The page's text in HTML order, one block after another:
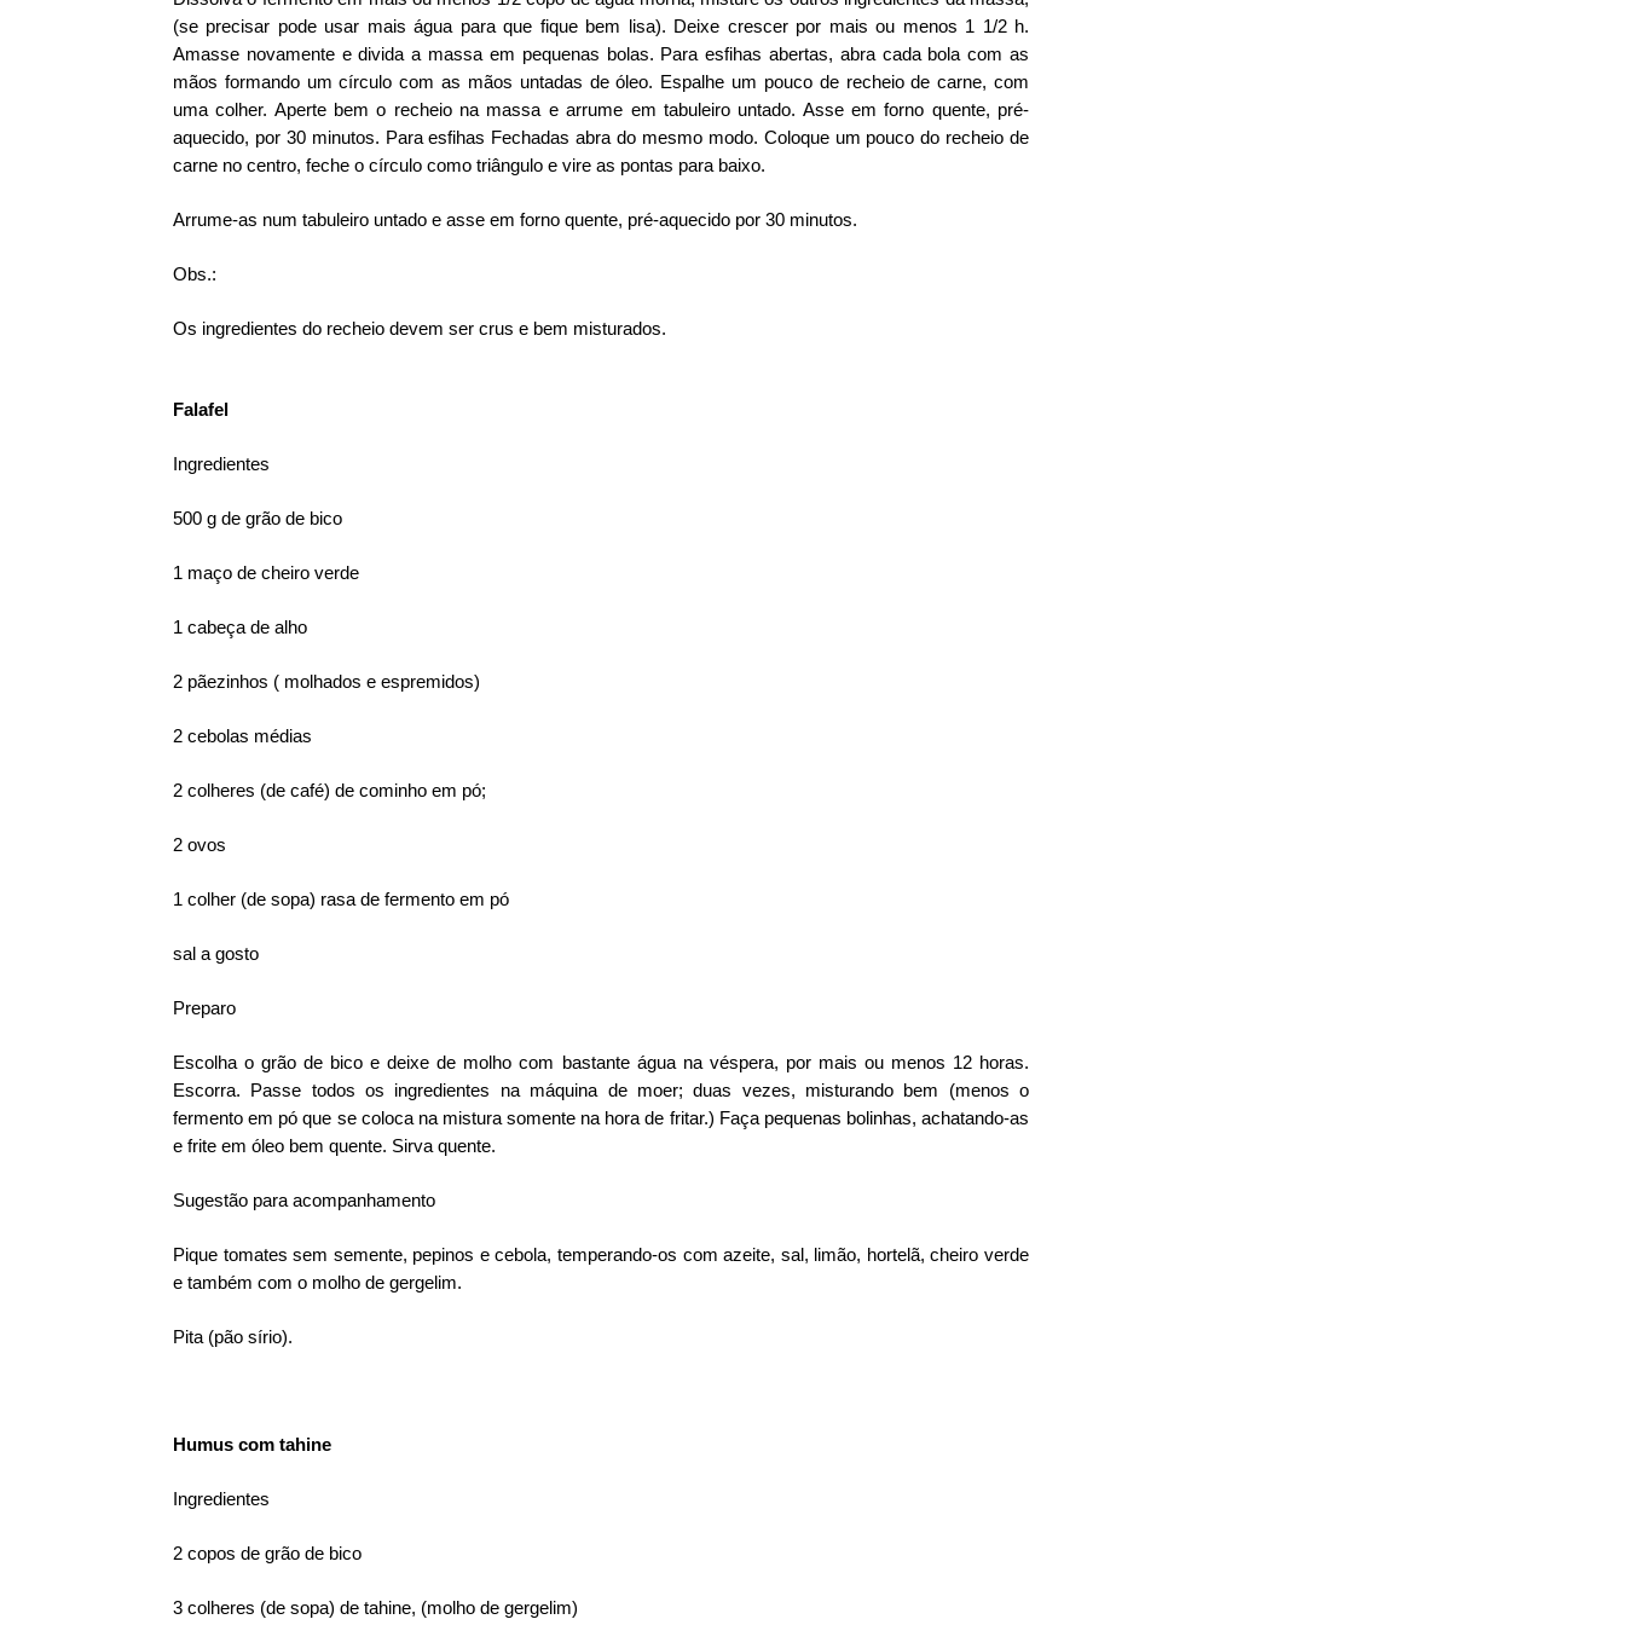
(se precisar pode usar mais água para que fique bem lisa). Deixe crescer por mais ou menos 1 1/2 h.
Amasse novamente e divida a massa em pequenas bolas. Para esfihas abertas, abra cada bola com as
mãos formando um círculo com as mãos untadas de óleo. Espalhe um pouco de recheio de carne, com
uma colher. Aperte bem o recheio na massa e arrume em tabuleiro untado. Asse em forno quente, pré-
aquecido, por 30 minutos. Para esfihas Fechadas abra do mesmo modo. Coloque um pouco do recheio de
carne no centro, feche o círculo como triângulo e vire as pontas para baixo.
Arrume-as num tabuleiro untado e asse em forno quente, pré-aquecido por 30 minutos.
Obs.:
Os ingredientes do recheio devem ser crus e bem misturados.
Falafel
Ingredientes
500 g de grão de bico
1 maço de cheiro verde
1 cabeça de alho
2 pãezinhos ( molhados e espremidos)
2 cebolas médias
2 colheres (de café) de cominho em pó;
2 ovos
1 colher (de sopa) rasa de fermento em pó
sal a gosto
Preparo
Escolha o grão de bico e deixe de molho com bastante água na véspera, por mais ou menos 12 horas.
Escorra. Passe todos os ingredientes na máquina de moer; duas vezes, misturando bem (menos o
fermento em pó que se coloca na mistura somente na hora de fritar.) Faça pequenas bolinhas, achatando-as
e frite em óleo bem quente. Sirva quente.
Sugestão para acompanhamento
Pique tomates sem semente, pepinos e cebola, temperando-os com azeite, sal, limão, hortelã, cheiro verde
e também com o molho de gergelim.
Pita (pão sírio).
Humus com tahine
Ingredientes
2 copos de grão de bico
3 colheres (de sopa) de tahine, (molho de gergelim)